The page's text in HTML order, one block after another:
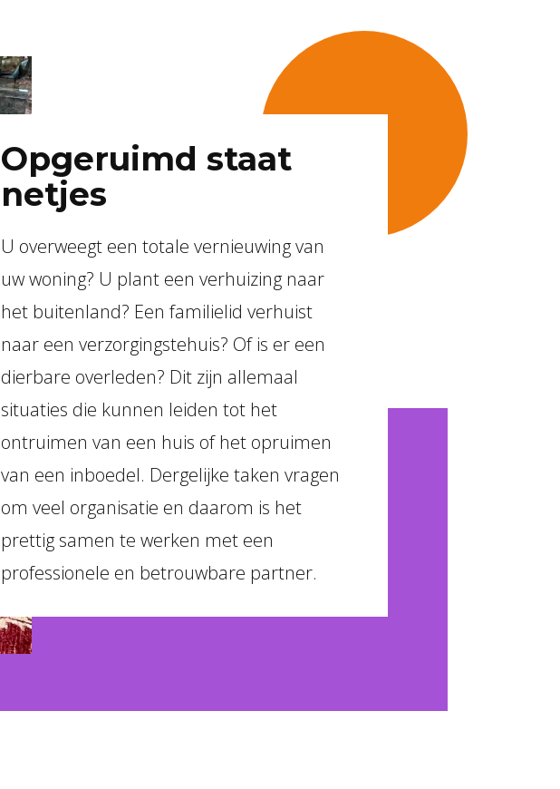
Opgeruimd staat
netjes
U overweegt een totale vernieuwing van
uw woning? U plant een verhuizing naar
het buitenland? Een familielid verhuist
naar een verzorgingstehuis? Of is er een
dierbare overleden? Dit zijn allemaal
situaties die kunnen leiden tot het
ontruimen van een huis of het opruimen
van een inboedel. Dergelijke taken vragen
om veel organisatie en daarom is het
prettig samen te werken met een
professionele en betrouwbare partner.